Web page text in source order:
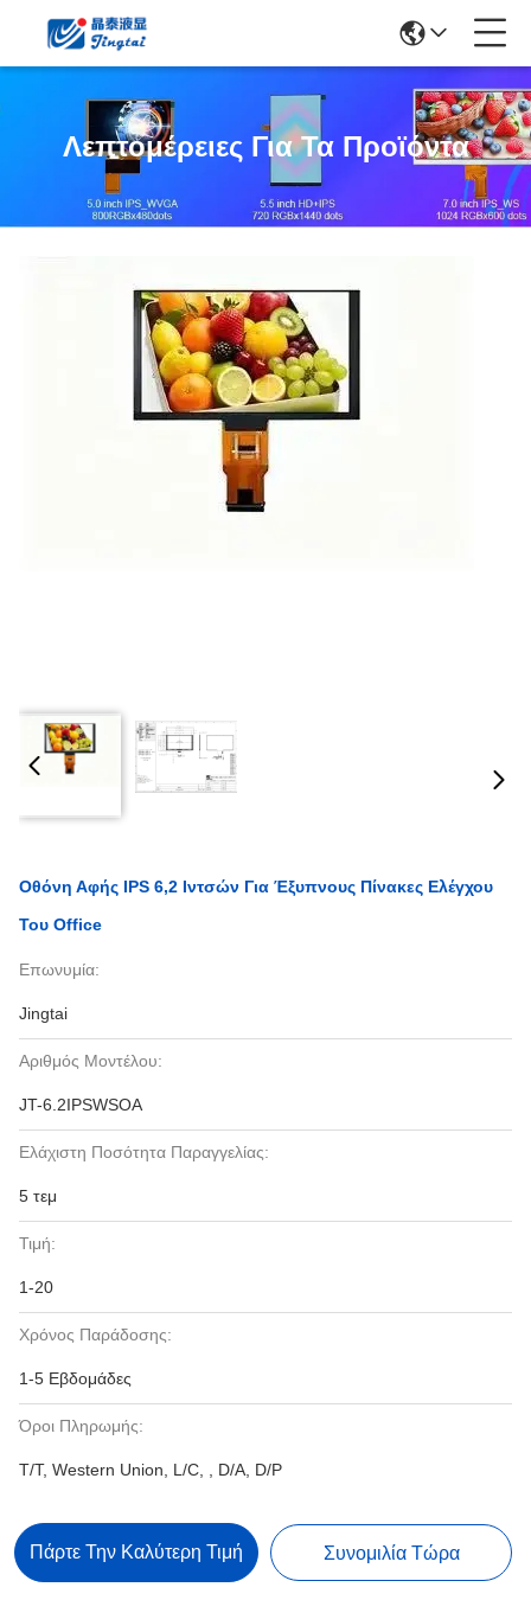
Λεπτομέρειες Για Τα Προϊόντα
Οθόνη Αφής IPS 6,2 Ιντσών Για Έξυπνους Πίνακες Ελέγχου
Του Office
Επωνυμία:
Jingtai
Αριθμός Μοντέλου:
JT-6.2IPSWSOA
Ελάχιστη Ποσότητα Παραγγελίας:
5 τεμ
Τιμή:
1-20
Χρόνος Παράδοσης:
1-5 Εβδομάδες
Όροι Πληρωμής:
T/T, Western Union, L/C, , D/A, D/P
Πάρτε Την Καλύτερη Τιμή Συνομιλία Τώρα